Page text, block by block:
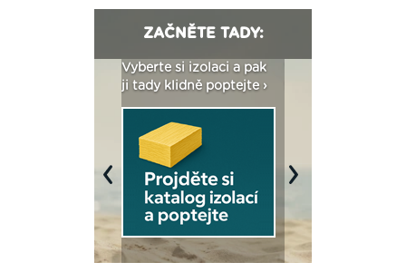
ZAČNĚTE TADY:
Vyberte si izolaci a pak
ji tady klidně poptejte ›
Previous Next